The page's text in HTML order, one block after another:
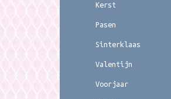
Kerst
Pasen
Sinterklaas
Valentijn
Voorjaar